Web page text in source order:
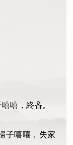
嘻，終吝。
子嘻嘻，失家